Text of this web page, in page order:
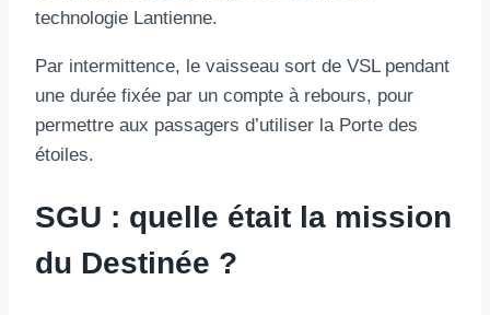
technologie Lantienne.
Par intermittence, le vaisseau sort de VSL pendant
une durée fixée par un compte à rebours, pour
permettre aux passagers d’utiliser la Porte des
étoiles.
SGU : quelle était la mission
du Destinée ?